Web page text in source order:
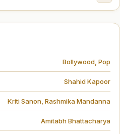
of "Jag Se Laaj (जग से लाज)"
Bollywood Pop
Shahid Kapoor
Kriti Sanon Rashmika Mandanna
Amitabh Bhattacharya